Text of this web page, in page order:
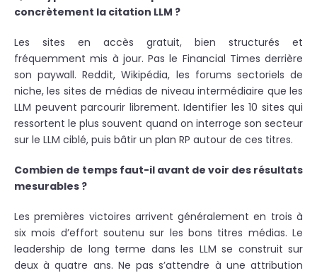
concrètement la citation LLM ?
Les sites en accès gratuit, bien structurés et
fréquemment mis à jour. Pas le Financial Times derrière
son paywall. Reddit, Wikipédia, les forums sectoriels de
niche, les sites de médias de niveau intermédiaire que les
LLM peuvent parcourir librement. Identifier les 10 sites qui
ressortent le plus souvent quand on interroge son secteur
sur le LLM ciblé, puis bâtir un plan RP autour de ces titres.
Combien de temps faut-il avant de voir des résultats
mesurables ?
Les premières victoires arrivent généralement en trois à
six mois d’effort soutenu sur les bons titres médias. Le
leadership de long terme dans les LLM se construit sur
deux à quatre ans. Ne pas s’attendre à une attribution